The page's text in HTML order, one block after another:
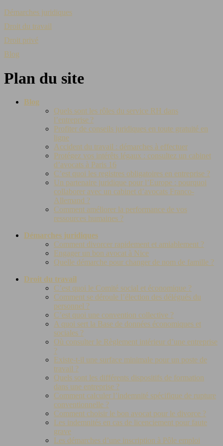
Démarches juridiques
Droit du travail
Droit privé
Blog
Plan du site
Blog
Quels sont les rôles du service RH dans
l’entreprise ?
Profiter de conseils juridiques en toute gratuité en
ligne
Accident du travail : démarches à effectuer
Protégez vos intérêts légaux : consultez un cabinet
d’avocats à Paris 16
C’est quoi les registres obligatoires en entreprise ?
Un partenaire juridique pour l’Europe : pourquoi
collaborer avec un cabinet d’avocats Franco-
Allemand ?
Comment améliorer la performance de vos
ressources humaines ?
Démarches juridiques
Comment divorcer rapidement et amiablement ?
Engager un bon avocat à Nice
Quelle démarche pour changer de nom de famille ?
Droit du travail
C’est quoi le Comité social et économique ?
Comment se déroule l’élection des délégués du
personnel ?
C’est quoi une convention collective ?
A quoi sert la Base de données économiques et
sociales ?
Où consulter le Règlement intérieur d’une entreprise
?
Existe-t-il une surface minimale pour un poste de
travail ?
Quels sont les différents dispositifs de formation
dans une entreprise ?
Comment calculer l’indemnité spécifique de rupture
conventionnelle ?
Comment choisir le bon avocat pour le divorce ?
Les indemnités en cas de licenciement pour faute
grave
Les démarches d’une inscription à Pôle emploi